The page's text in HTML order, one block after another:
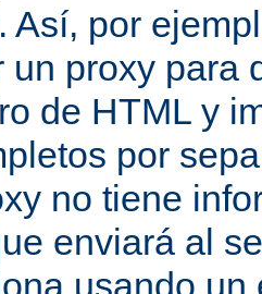
Así, por
un proxy para
de HTML y
por
no tiene
enviará al
usando un